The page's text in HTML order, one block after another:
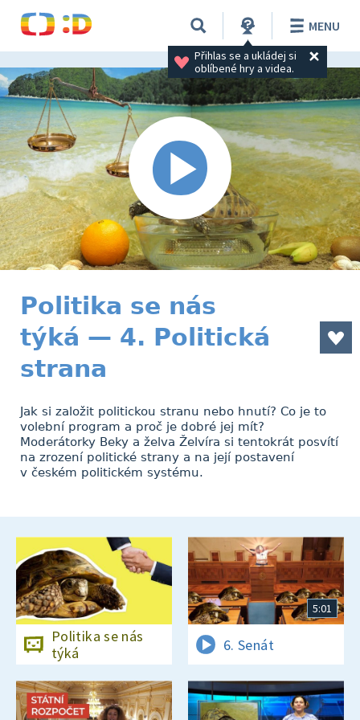
Přihlas se a ukládej si
oblíbené hry a videa.
MENU
Politika se nás
týká — 4. Politická
strana
Jak si založit politickou stranu nebo hnutí? Co je to
volební program a proč je dobré jej mít?
Moderátorky Beky a želva Želvíra si tentokrát posvítí
na zrození politické strany a na její postavení
v českém politickém systému.
Politika se nás
týká
5:01
6. Senát